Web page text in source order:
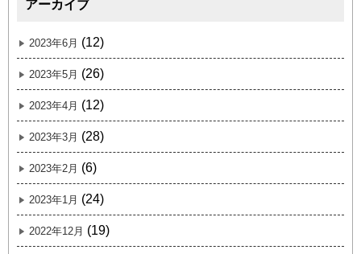
アーカイブ
2023年6月 (12)
2023年5月 (26)
2023年4月 (12)
2023年3月 (28)
2023年2月 (6)
2023年1月 (24)
2022年12月 (19)